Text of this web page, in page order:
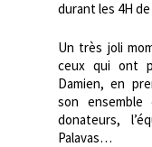
durant les 4H
Un très joli
ceux qui ont
Damien, en
son
donateurs,
Palavas…